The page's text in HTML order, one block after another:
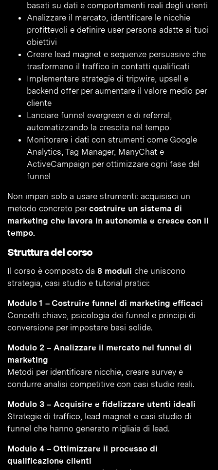
basati su dati e comportamenti reali degli utenti
Analizzare il mercato, identificare le nicchie
profittevoli e definire user persona adatte ai tuoi
obiettivi
Creare lead magnet e sequenze persuasive che
trasformano il traffico in contatti qualificati
Implementare strategie di tripwire, upsell e
backend offer per aumentare il valore medio per
cliente
Lanciare funnel evergreen e di referral,
automatizzando la crescita nel tempo
Monitorare i dati con strumenti come Google
Analytics, Tag Manager, ManyChat e
ActiveCampaign per ottimizzare ogni fase del
funnel
Non impari solo a usare strumenti: acquisisci un
metodo concreto per costruire un sistema di
marketing che lavora in autonomia e cresce con il
tempo.
Struttura del corso
Il corso è composto da 8 moduli che uniscono
strategia, casi studio e tutorial pratici:
Modulo 1 – Costruire funnel di marketing efficaci
Concetti chiave, psicologia dei funnel e principi di
conversione per impostare basi solide.
Modulo 2 – Analizzare il mercato nel funnel di
marketing
Metodi per identificare nicchie, creare survey e
condurre analisi competitive con casi studio reali.
Modulo 3 – Acquisire e fidelizzare utenti ideali
Strategie di traffico, lead magnet e casi studio di
funnel che hanno generato migliaia di lead.
Modulo 4 – Ottimizzare il processo di
qualificazione clienti